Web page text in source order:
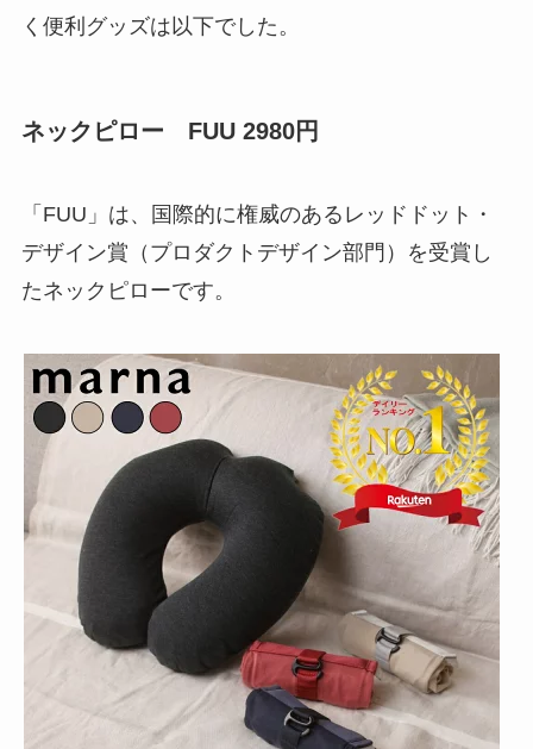
く便利グッズは以下でした。
ネックピロー FUU 2980円
「FUU」は、国際的に権威のあるレッドドット・
デザイン賞（プロダクトデザイン部門）を受賞し
たネックピローです。